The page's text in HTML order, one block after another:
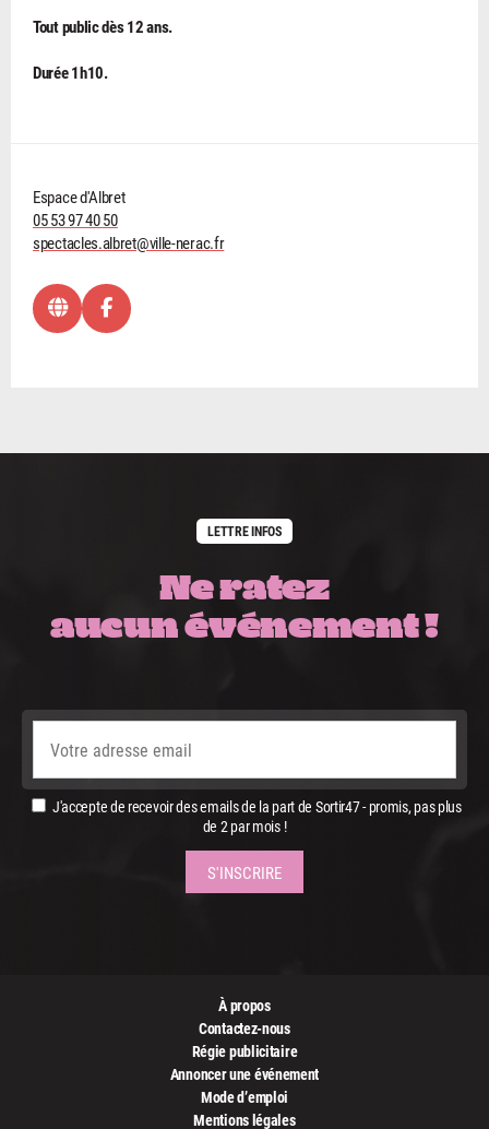
Tout public dès 12 ans.
Durée 1h10.
Espace d'Albret
05 53 97 40 50
spectacles.albret@ville-nerac.fr
LETTRE INFOS
Ne ratez
aucun événement !
J'accepte de recevoir des emails de la part de Sortir47 - promis, pas plus
de 2 par mois !
À propos
Contactez-nous
Régie publicitaire
Annoncer une événement
Mode d’emploi
Mentions légales